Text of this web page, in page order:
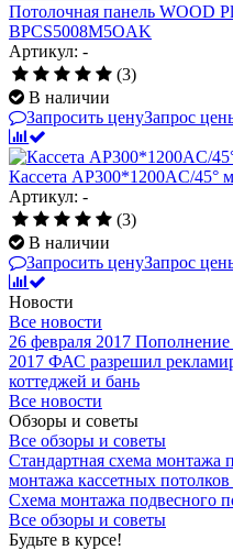
Потолочная панель WOOD
BPCS5008M5OAK
Артикул: -
(3)
В наличии
Запросить ценуЗапрос
Кассета AP300*1200AC/45°
Артикул: -
(3)
В наличии
Запросить ценуЗапрос
Новости
Все новости
26 февраля 2017 Пополнение
2017 ФАС разрешил
коттеджей и бань
Все новости
Обзоры и советы
Все обзоры и советы
Стандартная схема монтажа
монтажа кассетных
Схема монтажа подвесного
Все обзоры и советы
Будьте в курсе!